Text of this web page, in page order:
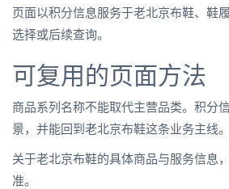
页面以积分信息服务于老北京布鞋、鞋
选择或后续查询。
可复用的页面方法
商品系列名称不能取代主营品类。积分
景，并能回到老北京布鞋这条业务主线。
关于老北京布鞋的具体商品与服务信息
准。